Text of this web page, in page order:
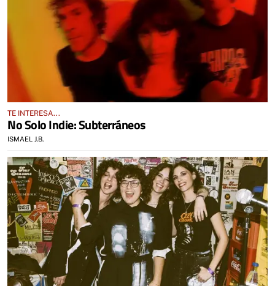
TE INTERESA...
No Solo Indie: Subterráneos
ISMAEL J.B.